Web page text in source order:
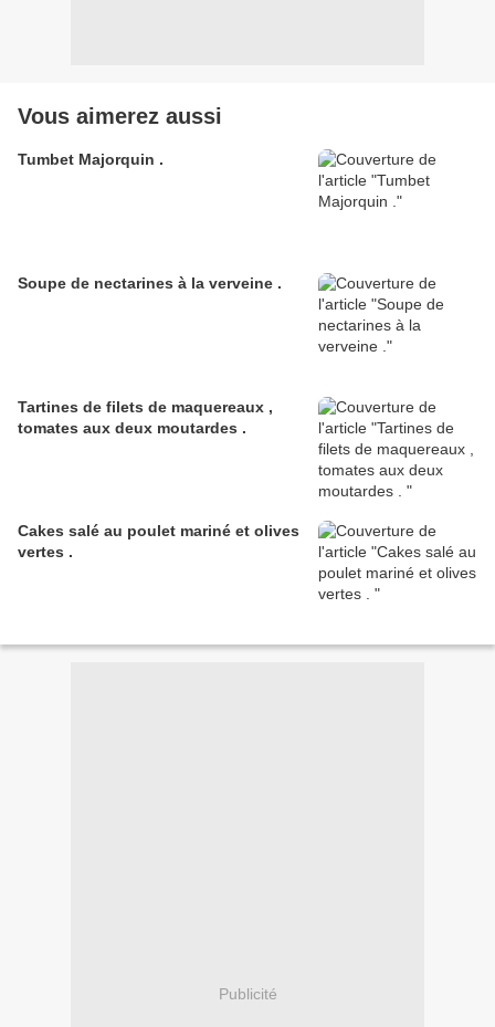
Vous aimerez aussi
Tumbet Majorquin .
Soupe de nectarines à la verveine .
Tartines de filets de maquereaux ,
tomates aux deux moutardes .
Cakes salé au poulet mariné et olives
vertes .
Publicité